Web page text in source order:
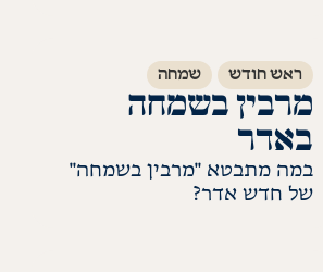
ראש חודש שמחה
מרבין בשמחה
באדר
במה מתבטא "מרבין בשמחה"
של חדש אדר?